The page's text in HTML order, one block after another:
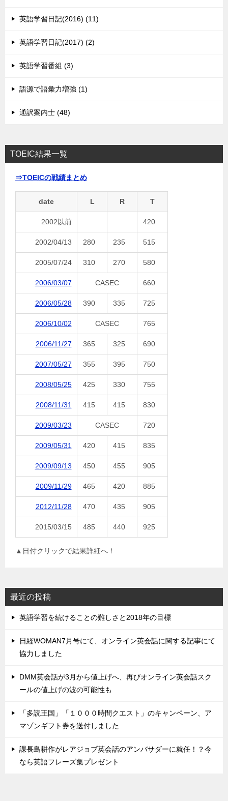
英語学習日記(2016) (11)
英語学習日記(2017) (2)
英語学習番組 (3)
語源で語彙力増強 (1)
通訳案内士 (48)
TOEIC結果一覧
⇒TOEICの戦績まとめ
date L R T
2002以前 420
2002/04/13 280 235 515
2005/07/24 310 270 580
2006/03/07 CASEC 660
2006/05/28 390 335 725
2006/10/02 CASEC 765
2006/11/27 365 325 690
2007/05/27 355 395 750
2008/05/25 425 330 755
2008/11/31 415 415 830
2009/03/23 CASEC 720
2009/05/31 420 415 835
2009/09/13 450 455 905
2009/11/29 465 420 885
2012/11/28 470 435 905
2015/03/15 485 440 925
▲日付クリックで結果詳細へ！
最近の投稿
英語学習を続けることの難しさと2018年の目標
日経WOMAN7月号にて、オンライン英会話に関する記事にて
協力しました
DMM英会話が3月から値上げへ、再びオンライン英会話スク
ールの値上げの波の可能性も
「多読王国」「１０００時間クエスト」のキャンペーン、ア
マゾンギフト券を送付しました
課長島耕作がレアジョブ英会話のアンバサダーに就任！？今
なら英語フレーズ集プレゼント